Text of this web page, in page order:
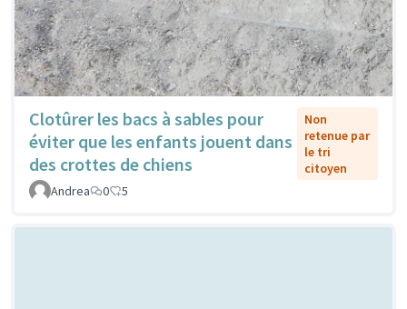
Clotûrer les bacs à sables pour
éviter que les enfants jouent dans
des crottes de chiens
Non
retenue par
le tri
citoyen
Andrea
0 5